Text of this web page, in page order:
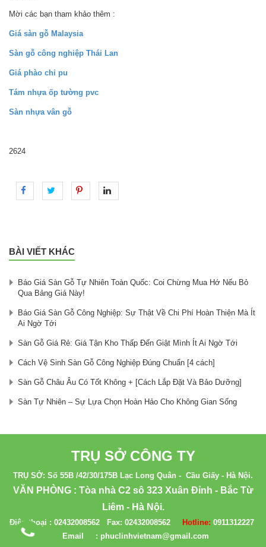
Mời các bạn tham khảo thêm :
Giá sàn gỗ Malaysia
Sàn gỗ công nghiệp Thái Lan
Giá phào chỉ pu
Tám nhựa ốp tường pvc
Sàn nhựa vân gỗ
2624
BÀI VIẾT KHÁC
Báo Giá Sàn Gỗ Tự Nhiên Toàn Quốc: Coi Chừng Mua Hớ Nếu Bỏ
Qua Bảng Giá Này!
Báo Giá Sàn Gỗ Công Nghiệp: Sự Thật Về Chi Phí Hoàn Thiện Mà Ít
Ai Ngờ Tới
Sàn Gỗ Giá Rẻ: Giá Tận Kho Thấp Đến Giật Mình Ít Ai Ngờ Tới
Cách Vệ Sinh Sàn Gỗ Công Nghiệp Đúng Chuẩn [4 cách]
Sàn Gỗ Châu Âu Có Tốt Không + [Cách Lắp Đặt Và Bảo Dưỡng]
Sàn Tự Nhiên – Sự Lựa Chọn Hoàn Hảo Cho Không Gian Sống
TRỤ SỞ CÔNG TY
TRỤ SỞ: Số 55B /42/30/175B Lạc Long Quân - Cầu Giấy - Hà Nội.
VĂN PHÒNG : Tòa nhà C2 sô 323 Xuân Đỉnh - Bắc Từ
Liêm - Hà Nội.
Điện thoại : 02432008562 Fax: 02432008562 Hotline: 0911312227
Email : phuclinhvietnam@gmail.com